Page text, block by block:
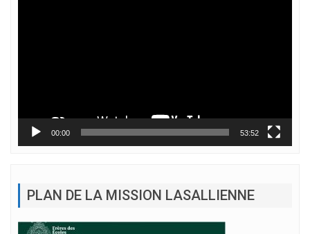
00:00 53:52
PLAN DE LA MISSION LASALLIENNE